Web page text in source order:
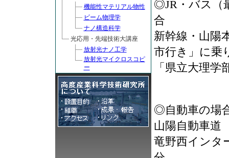
機能性マテリアル物性
ビーム物理学
ナノ構造科学
光応用・先端技術大講座
放射光ナノ工学
放射光マイクロスコピ
ー
◎JR・バス（
合
新幹線・山陽
市行き」に乗
「県立大理
◎自動車の場
山陽自動車道
竜野西インタ